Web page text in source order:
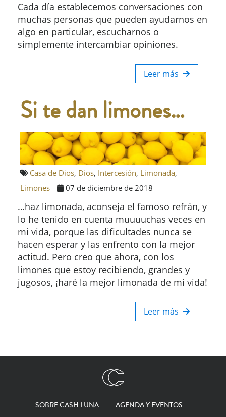
Cada día establecemos conversaciones con
muchas personas que pueden ayudarnos en
algo en particular, escucharnos o
simplemente intercambiar opiniones.
Leer más
Si te dan limones…
Casa de Dios, Dios, Intercesión, Limonada,
Limones
07 de diciembre de 2018
…haz limonada, aconseja el famoso refrán, y
lo he tenido en cuenta muuuuchas veces en
mi vida, porque las dificultades nunca se
hacen esperar y las enfrento con la mejor
actitud. Pero creo que ahora, con los
limones que estoy recibiendo, grandes y
jugosos, ¡haré la mejor limonada de mi vida!
Leer más
SOBRE CASH LUNA AGENDA Y EVENTOS